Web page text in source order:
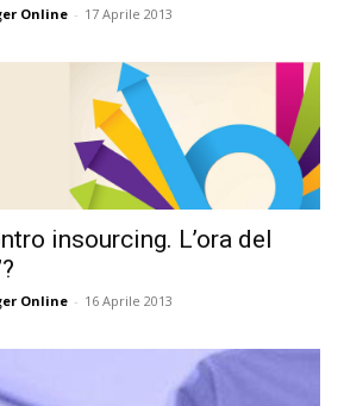
Online - 17 Aprile 2013
insourcing. L’ora del
Online - 16 Aprile 2013